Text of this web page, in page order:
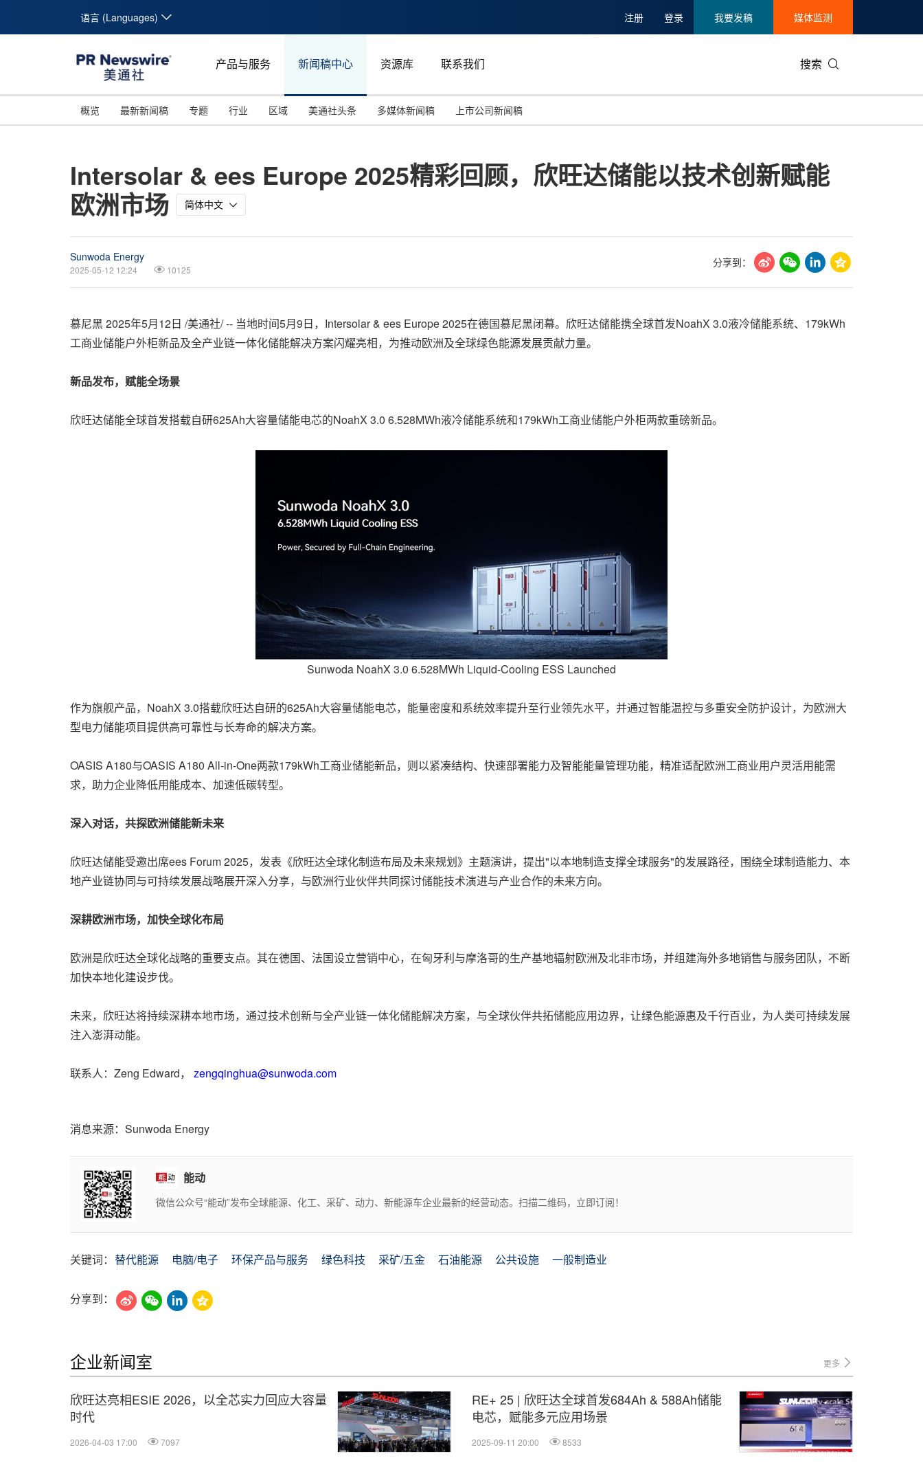
语言 (Languages) 注册 登录 我要发稿 媒体监测
产品与服务 新闻稿中心 资源库 联系我们 搜索
概览 最新新闻稿 专题
投资并购
碳中和
行业
能源化工与环保
娱乐时尚与艺术
区域
马来西亚
新加坡
美通社头条 多媒体新闻稿 上市公司新闻稿
Intersolar & ees Europe 2025精彩回顾，欣旺达储能以技术创新赋能
欧洲市场
简体中文
Sunwoda Energy
2025-05-12 12:24 10125
分享到：
慕尼黑2025年5月12日 /美通社/ -- 当地时间5月9日，Intersolar & ees Europe 2025在德国慕尼黑闭幕。欣旺达储能携全球首发NoahX 3.0液冷储能系统、179kWh
工商业储能户外柜新品及全产业链一体化储能解决方案闪耀亮相，为推动欧洲及全球绿色能源发展贡献力量。
新品发布，赋能全场景
欣旺达储能全球首发搭载自研625Ah大容量储能电芯的NoahX 3.0 6.528MWh液冷储能系统和179kWh工商业储能户外柜两款重磅新品。
Sunwoda NoahX 3.0 6.528MWh Liquid-Cooling ESS Launched
作为旗舰产品，NoahX 3.0搭载欣旺达自研的625Ah大容量储能电芯，能量密度和系统效率提升至行业领先水平，并通过智能温控与多重安全防护设计，为欧洲大
型电力储能项目提供高可靠性与长寿命的解决方案。
OASIS A180与OASIS A180 All-in-One两款179kWh工商业储能新品，则以紧凑结构、快速部署能力及智能能量管理功能，精准适配欧洲工商业用户灵活用能需
求，助力企业降低用能成本、加速低碳转型。
深入对话，共探欧洲储能新未来
欣旺达储能受邀出席ees Forum 2025，发表《欣旺达全球化制造布局及未来规划》主题演讲，提出"以本地制造支撑全球服务"的发展路径，围绕全球制造能力、本
地产业链协同与可持续发展战略展开深入分享，与欧洲行业伙伴共同探讨储能技术演进与产业合作的未来方向。
深耕欧洲市场，加快全球化布局
欧洲是欣旺达全球化战略的重要支点。其在德国、法国设立营销中心，在匈牙利与摩洛哥的生产基地辐射欧洲及北非市场，并组建海外多地销售与服务团队，不断
加快本地化建设步伐。
未来，欣旺达将持续深耕本地市场，通过技术创新与全产业链一体化储能解决方案，与全球伙伴共拓储能应用边界，让绿色能源惠及千行百业，为人类可持续发展
注入澎湃动能。
联系人：Zeng Edward， zengqinghua@sunwoda.com
消息来源：Sunwoda Energy
能动
微信公众号“能动”发布全球能源、化工、采矿、动力、新能源车企业最新的经营动态。扫描二维码，立即订阅！
关键词： 替代能源 电脑/电子 环保产品与服务 绿色科技 采矿/五金 石油能源 公共设施 一般制造业
分享到：
企业新闻室 更多
欣旺达亮相ESIE 2026，以全芯实力回应大容量
时代
2026-04-03 17:00 7097
RE+ 25 | 欣旺达全球首发684Ah & 588Ah储能
电芯，赋能多元应用场景
2025-09-11 20:00 8533